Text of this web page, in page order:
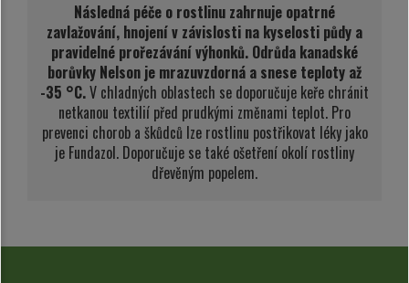
Následná péče o rostlinu zahrnuje opatrné
zavlažování, hnojení v závislosti na kyselosti půdy a
pravidelné prořezávání výhonků. Odrůda kanadské
borůvky Nelson je mrazuvzdorná a snese teploty až
-35 °C.V chladných oblastech se doporučuje keře chránit
netkanou textilií před prudkými změnami teplot. Pro
prevenci chorob a škůdců lze rostlinu postřikovat léky jako
je Fundazol. Doporučuje se také ošetření okolí rostliny
dřevěným popelem.